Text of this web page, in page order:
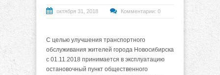
октября 31, 2018 Комментарии: 0
С целью улучшения транспортного
обслуживания жителей города Новосибирска
с 01.11.2018 принимается в эксплуатацию
остановочный пункт общественного